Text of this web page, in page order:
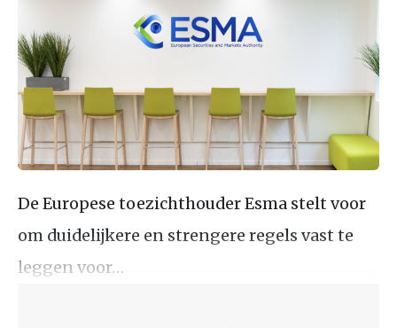
De Europese toezichthouder Esma stelt voor
om duidelijkere en strengere regels vast te
leggen voor…